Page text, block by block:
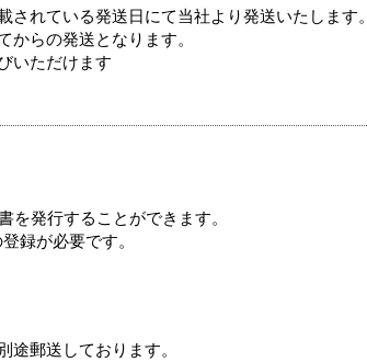
れている発送日にて当社より発送いたします。
からの発送となります。
いただけます
を発行することができます。
録が必要です。
途郵送しております。